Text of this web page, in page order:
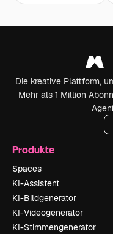
Die kreative Plattform,
Mehr als 1 Million
Produkte
Spaces
KI-Assistent
KI-Bildgenerator
KI-Videogenerator
KI-Stimmengenerator